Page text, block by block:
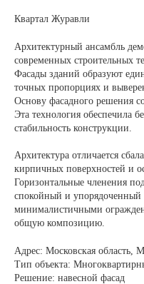
Квартал Журавли
Архитектурный ансамбль
современных строительных
Фасады зданий образуют
точных пропорциях и
Основу фасадного решения
Эта технология обеспечила
стабильность конструкции.
Архитектура отличается
кирпичных поверхностей и
Горизонтальные членения
спокойный и
минималистичными
общую композицию.
Адрес: Московская область,
Тип объекта:
Решение: навесной фасад